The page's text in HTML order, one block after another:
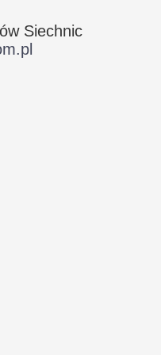
Siechnic